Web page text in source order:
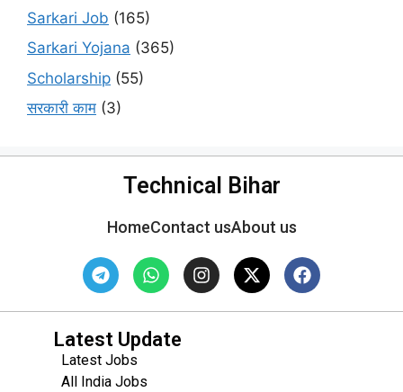
Sarkari Job (165)
Sarkari Yojana (365)
Scholarship (55)
सरकारी काम (3)
Technical Bihar
HomeContact usAbout us
Latest Update
Latest Jobs
All India Jobs